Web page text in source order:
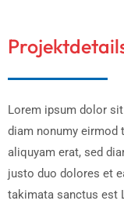
Lorem ipsum dolor
diam nonumy eirmod
aliquyam erat, sed
justo duo dolores et
takimata sanctus est